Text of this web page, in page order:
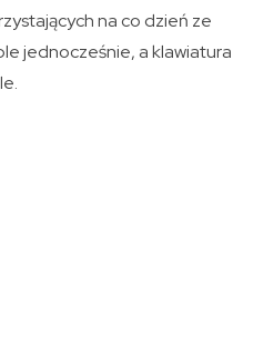
na co dzień ze
jednocześnie, a klawiatura